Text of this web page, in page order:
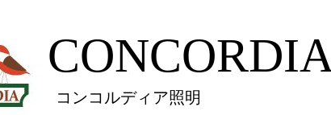
コンコルディア照明